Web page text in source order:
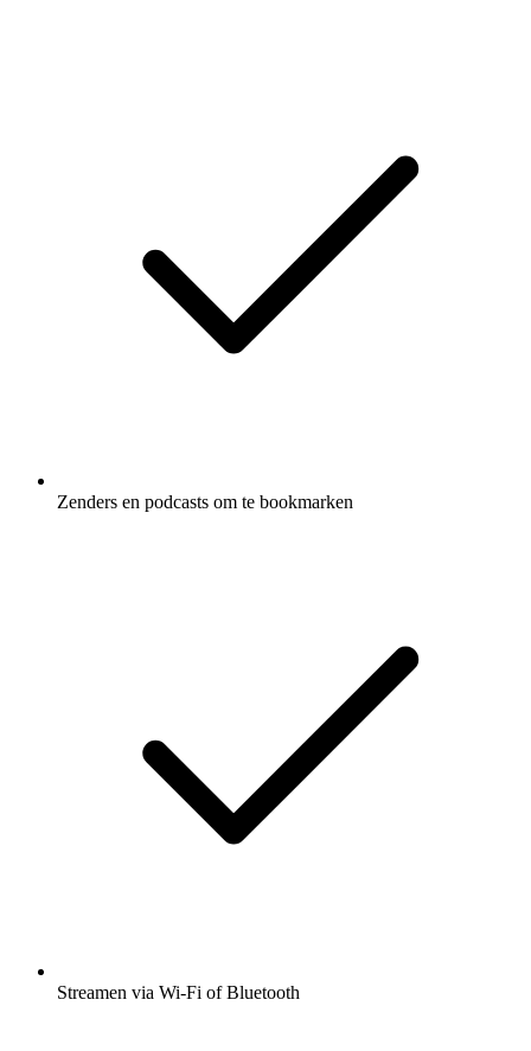
Zenders en podcasts om te bookmarken
Streamen via Wi-Fi of Bluetooth